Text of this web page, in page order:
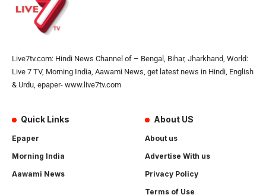
Live7tv.com: Hindi News Channel of – Bengal, Bihar, Jharkhand, World:
Live 7 TV, Morning India, Aawami News, get latest news in Hindi, English
& Urdu, epaper- www.live7tv.com
Quick Links
Epaper
Morning India
Aawami News
About US
About us
Advertise With us
Privacy Policy
Terms of Use